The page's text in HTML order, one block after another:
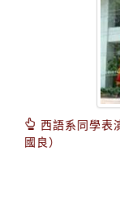
西語系同學表
國良）